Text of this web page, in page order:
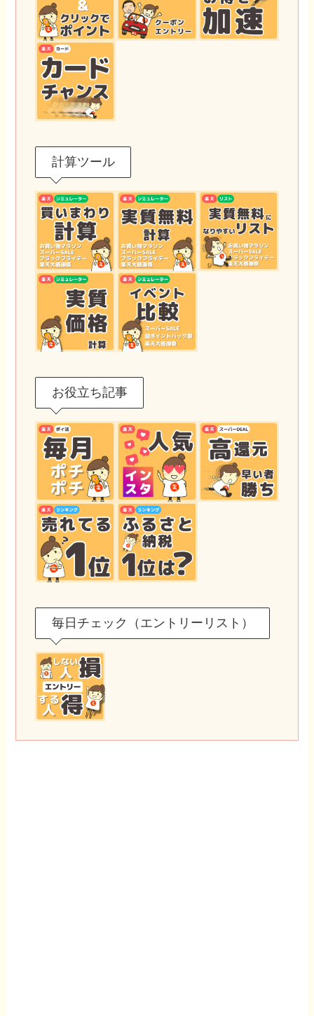
計算ツール
お役立ち記事
毎日チェック（エントリーリスト）